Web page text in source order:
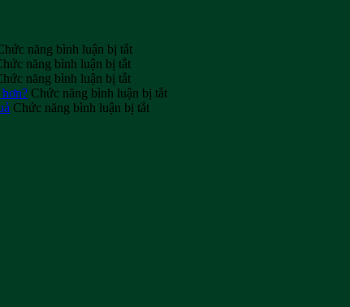
năng bình luận bị tắtở
kinh
doanh
năng bình luận bị tắtở
Tuyển
đại
lý
năng bình luận bị tắtở
Khi
nào
Chức năng bình luận bị tắtở
Chức năng bình luận bị tắtở